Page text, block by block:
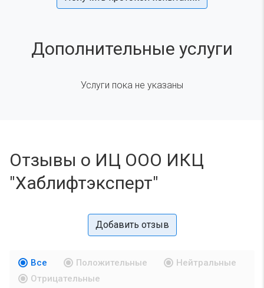
Дополнительные услуги
Услуги пока не указаны
Отзывы о ИЦ ООО ИКЦ
"Хаблифтэксперт"
Добавить отзыв
Все Положительные
Нейтральные
Отрицательные